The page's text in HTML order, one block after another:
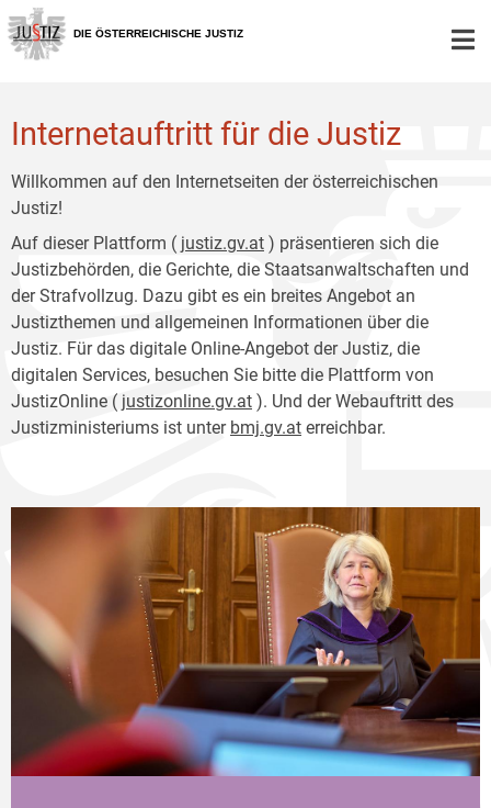
Zur
Hauptnavigation
[1]
Zum
Inhalt
[2]
DIE ÖSTERREICHISCHE JUSTIZ
Internetauftritt für die Justiz
Willkommen auf den Internetseiten der österreichischen
Justiz!
Auf dieser Plattform ( justiz.gv.at ) präsentieren sich die
Justizbehörden, die Gerichte, die Staatsanwaltschaften und
der Strafvollzug. Dazu gibt es ein breites Angebot an
Justizthemen und allgemeinen Informationen über die
Justiz. Für das digitale Online-Angebot der Justiz, die
digitalen Services, besuchen Sie bitte die Plattform von
JustizOnline ( justizonline.gv.at ). Und der Webauftritt des
Justizministeriums ist unter bmj.gv.at erreichbar.